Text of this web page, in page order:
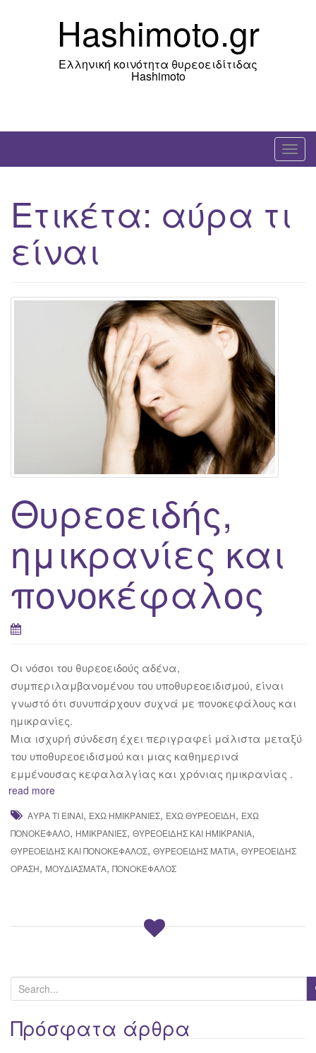
Hashimoto.gr
Ελληνική κοινότητα θυρεοειδίτιδας
Hashimoto
T
o
l
Ετικέτα: αύρα τι
είναι
Θυρεοειδής,
ημικρανίες και
πονοκέφαλος
Οι νόσοι του θυρεοειδούς αδένα,
συμπεριλαμβανομένου του υποθυρεοειδισμού, είναι
γνωστό ότι συνυπάρχουν συχνά με πονοκεφάλους και
ημικρανίες.
Μια ισχυρή σύνδεση έχει περιγραφεί μάλιστα μεταξύ
του υποθυρεοειδισμού και μιας καθημερινά
εμμένουσας κεφαλαλγίας και χρόνιας ημικρανίας .
read more
ΑΎΡΑ ΤΙ ΕΊΝΑΙ, ΈΧΩ ΗΜΙΚΡΑΝΊΕΣ, ΈΧΩ ΘΥΡΕΟΕΙΔΉ, ΈΧΩ
ΠΟΝΟΚΈΦΑΛΟ, ΗΜΙΚΡΑΝΊΕΣ, ΘΥΡΕΟΕΙΔΉΣ ΚΑΙ ΗΜΙΚΡΑΝΊΑ,
ΘΥΡΕΟΕΙΔΉΣ ΚΑΙ ΠΟΝΟΚΈΦΑΛΟΣ, ΘΥΡΕΟΕΙΔΉΣ ΜΆΤΙΑ, ΘΥΡΕΟΕΙΔΉΣ
ΌΡΑΣΗ, ΜΟΥΔΙΆΣΜΑΤΑ, ΠΟΝΟΚΈΦΑΛΟΣ
e
a
rΠρόσφατα άρθρα